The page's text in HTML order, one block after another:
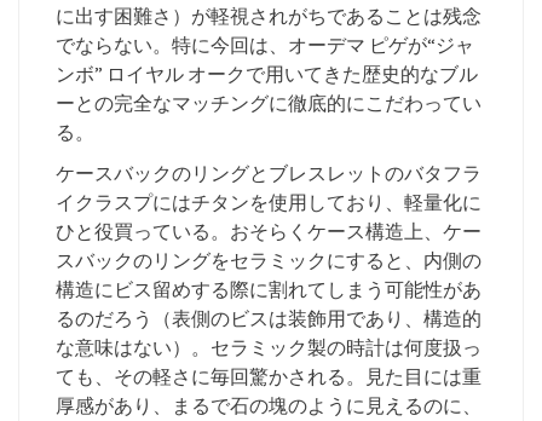
に出す困難さ）が軽視されがちであることは残念
でならない。特に今回は、オーデマ ピゲが“ジャ
ンボ” ロイヤル オークで用いてきた歴史的なブル
ーとの完全なマッチングに徹底的にこだわってい
る。
ケースバックのリングとブレスレットのバタフラ
イクラスプにはチタンを使用しており、軽量化に
ひと役買っている。おそらくケース構造上、ケー
スバックのリングをセラミックにすると、内側の
構造にビス留めする際に割れてしまう可能性があ
るのだろう（表側のビスは装飾用であり、構造的
な意味はない）。セラミック製の時計は何度扱っ
ても、その軽さに毎回驚かされる。見た目には重
厚感があり、まるで石の塊のように見えるのに、